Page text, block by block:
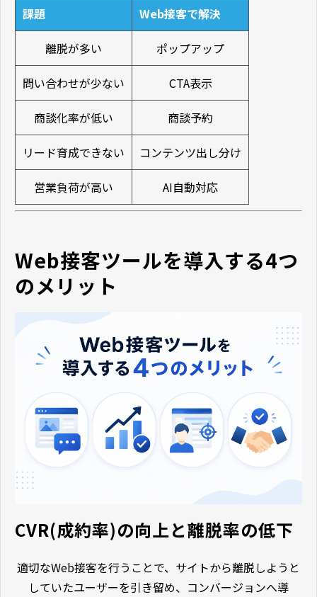
課題
Web接客で解決
離脱が多い ポップアップ
問い合わせが少ない CTA表示
商談化率が低い 商談予約
リード育成できない コンテンツ出し分け
営業負荷が高い AI自動対応
Web接客ツールを導入する4つ
のメリット
CVR(成約率)の向上と離脱率の低下
適切なWeb接客を行うことで、サイトから離脱しようと
していたユーザーを引き留め、コンバージョンへ導